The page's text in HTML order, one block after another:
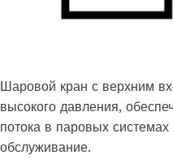
Шаровой кран с верхним
высокого давления,
потока в паровых
обслуживание.